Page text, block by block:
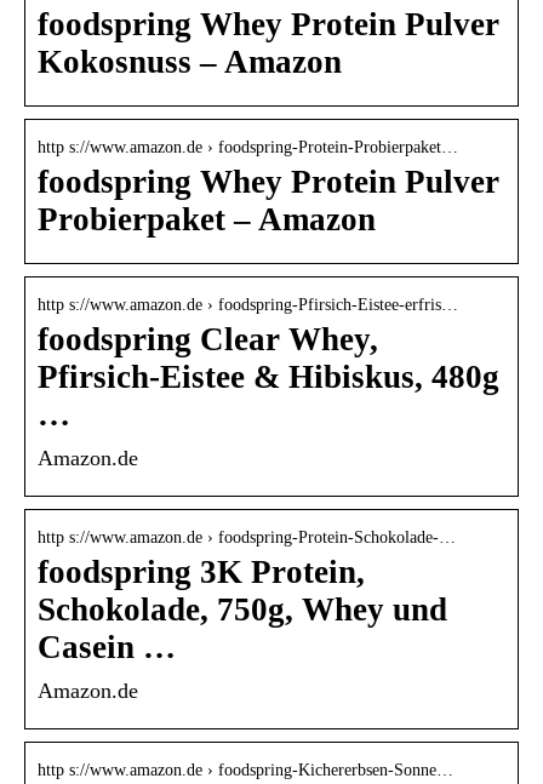
foodspring Whey Protein Pulver
Kokosnuss – Amazon
http s://www.amazon.de › foodspring-Protein-Probierpaket…
foodspring Whey Protein Pulver
Probierpaket – Amazon
http s://www.amazon.de › foodspring-Pfirsich-Eistee-erfris…
foodspring Clear Whey,
Pfirsich-Eistee & Hibiskus, 480g
…
Amazon.de
http s://www.amazon.de › foodspring-Protein-Schokolade-…
foodspring 3K Protein,
Schokolade, 750g, Whey und
Casein …
Amazon.de
http s://www.amazon.de › foodspring-Kichererbsen-Sonne…